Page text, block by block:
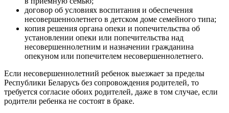
договор об условиях воспитания и обеспечения
несовершеннолетнего в детском доме семейного типа;
копия решения органа опеки и попечительства об
установлении опеки или попечительства над
несовершеннолетним и назначении гражданина
опекуном или попечителем несовершеннолетнего.
Если несовершеннолетний ребенок выезжает за пределы
Республики Беларусь без сопровождения родителей, то
требуется согласие обоих родителей, даже в том случае, если
родители ребенка не состоят в браке.